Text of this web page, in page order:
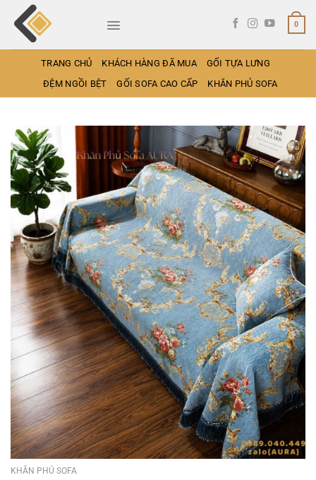
qua
0
TRANG CHỦ KHÁCH HÀNG ĐÃ MUA
GỐI TỰA LƯNG
ĐỆM NGỒI BỆT
GỐI SOFA CAO CẤP KHĂN PHỦ SOFA
KHĂN PHỦ SOFA